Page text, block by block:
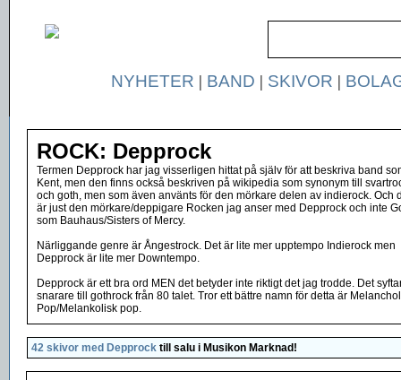
NYHETER | BAND | SKIVOR |
ROCK: Depprock
Termen Depprock har jag visserligen hittat på själv för att beskriva band
Kent, men den finns också beskriven på wikipedia som synonym till
och goth, men som även använts för den mörkare delen av indierock. Och
är just den mörkare/deppigare Rocken jag anser med Depprock och inte
som Bauhaus/Sisters of Mercy.
Närliggande genre är Ångestrock. Det är lite mer upptempo Indierock men
Depprock är lite mer Downtempo.
Depprock är ett bra ord MEN det betyder inte riktigt det jag trodde. Det
snarare till gothrock från 80 talet. Tror ett bättre namn för detta är
Pop/Melankolisk pop.
42 skivor med Depprock till salu i Musikon Marknad !